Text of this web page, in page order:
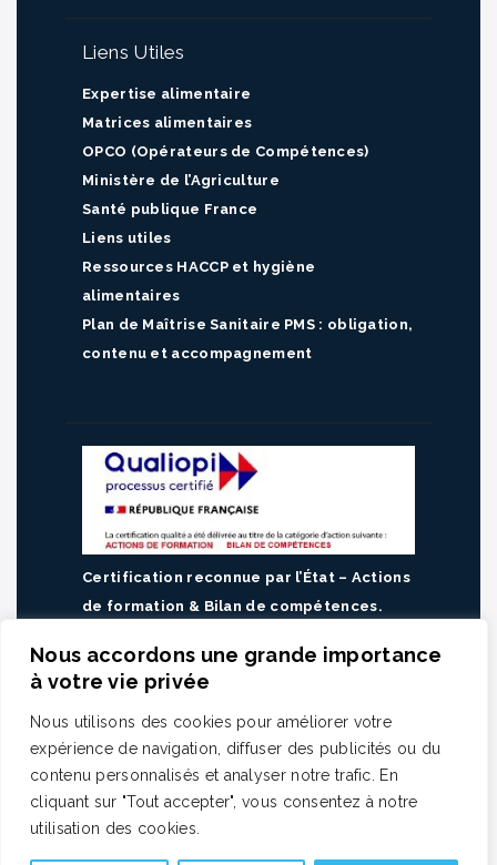
Nous accordons une grande importance
à votre vie privée
Nous utilisons des cookies pour améliorer votre
expérience de navigation, diffuser des publicités ou du
contenu personnalisés et analyser notre trafic. En
cliquant sur "Tout accepter", vous consentez à notre
utilisation des cookies.
Liens Utiles
Expertise alimentaire
Matrices alimentaires
OPCO (Opérateurs de Compétences)
Ministère de l’Agriculture
Santé publique France
Liens utiles
Ressources HACCP et hygiène
alimentaires
Plan de Maîtrise Sanitaire PMS : obligation,
contenu et accompagnement
Certification reconnue par l’État – Actions
de formation & Bilan de compétences.
Planifiez un échange avec un de nos
experts en QHSA
Axioss© 2026.Mentions légalesand Plan
du site